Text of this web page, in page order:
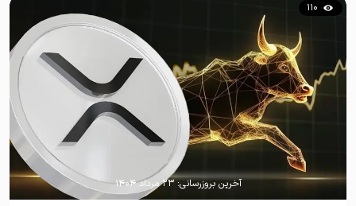
110
آخرین بروزرسانی: ۲۳ مرداد ۱۴۰۴